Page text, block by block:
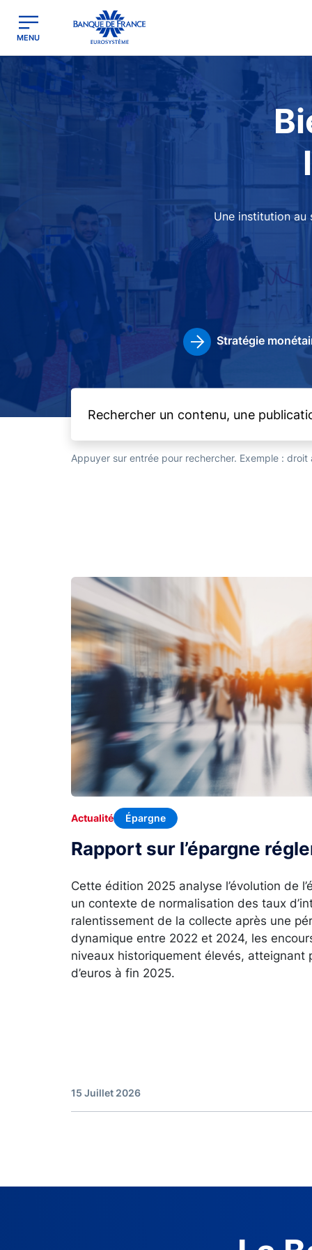
Banque de France - Menu Principal
MENU
Image
Une institution au
Stratégie
Appuyer sur entrée pour rechercher. Exemple : droit
Image
Rapport sur l’épargne
Actualité Épargne
Cette édition 2025 analyse l’évolution de
un contexte de normalisation des taux
ralentissement de la collecte après une
dynamique entre 2022 et 2024, les
niveaux historiquement élevés, atteignant
d’euros à fin 2025.
15 Juillet 2026